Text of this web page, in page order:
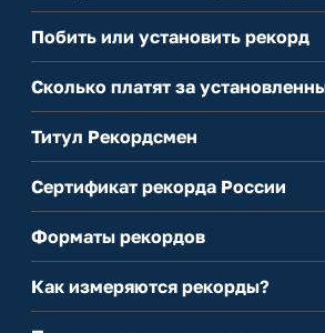
Побить или установить рекорд
Сколько платят за
Титул Рекордсмен
Сертификат рекорда России
Форматы рекордов
Как измеряются рекорды?